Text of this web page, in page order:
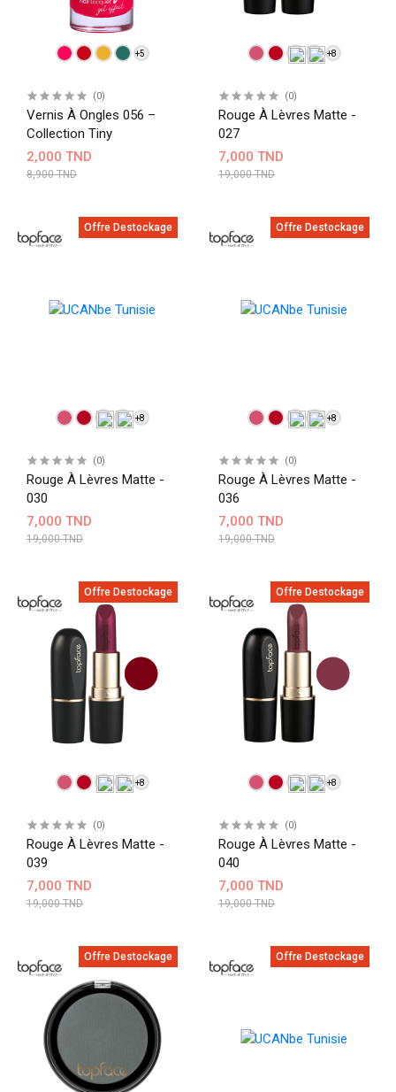
+5
(0)
Vernis À Ongles 056 –
Collection Tiny
2,000 TND
8,900 TND
+8
(0)
Rouge À Lèvres Matte -
027
7,000 TND
19,000 TND
Offre Destockage
+8
(0)
Rouge À Lèvres Matte -
030
7,000 TND
19,000 TND
Offre Destockage
+8
(0)
Rouge À Lèvres Matte -
036
7,000 TND
19,000 TND
Offre Destockage
+8
(0)
Rouge À Lèvres Matte -
039
7,000 TND
19,000 TND
Offre Destockage
+8
(0)
Rouge À Lèvres Matte -
040
7,000 TND
19,000 TND
Offre Destockage Offre Destockage